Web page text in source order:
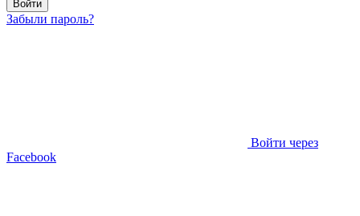
Войти
Забыли пароль?
Войти через
Facebook